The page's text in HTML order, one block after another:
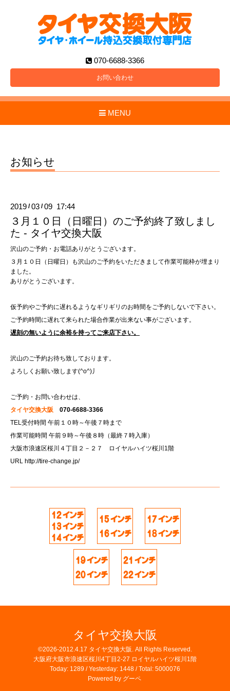
070-6688-3366
お問い合わせ
MENU
お知らせ
2019 /03 /09 17:44
３月１０日（日曜日）のご予約終了致しまし
た - タイヤ交換大阪
沢山のご予約・お電話ありがとうございます。
３月１０日（日曜日）も沢山のご予約をいただきまして作業可能枠が埋まり
ました。
ありがとうございます。
仮予約やご予約に遅れるようなギリギリのお時間をご予約しないで下さい。
ご予約時間に遅れて来られた場合作業が出来ない事がございます。
遅刻の無いように余裕を持ってご来店下さい。
沢山のご予約お待ち致しております。
よろしくお願い致します(^o^)丿
ご予約・お問い合わせは、
タイヤ交換大阪 070-6688-3366
TEL受付時間 午前１０時～午後７時まで
作業可能時間 午前９時～午後８時（最終７時入庫）
大阪市浪速区桜川４丁目２－２７ ロイヤルハイツ桜川1階
URL http://tire-change.jp/
タイヤ交換大阪
©2026-2012.4.17 タイヤ交換大阪 . All Rights Reserved.
大阪府大阪市浪速区桜川4丁目2-27 ロイヤルハイツ桜川1階
Today: 1289 / Yesterday: 1448 / Total: 5000076
Powered by グーペ